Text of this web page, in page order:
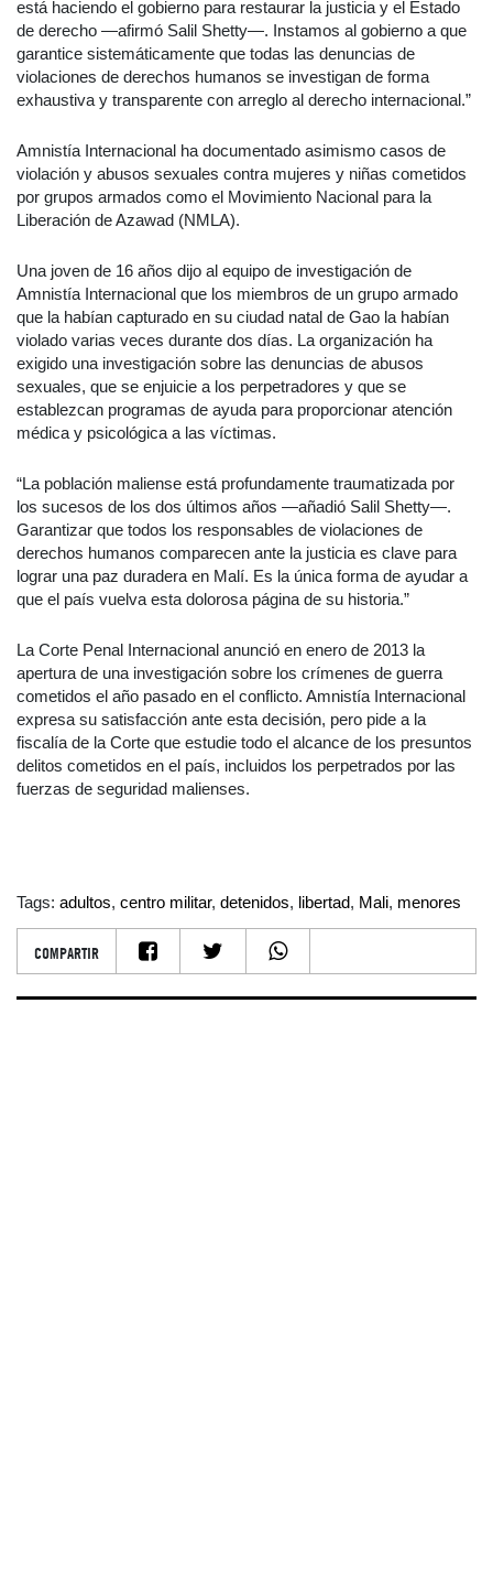
está haciendo el gobierno para restaurar la justicia y el Estado
de derecho —afirmó Salil Shetty—. Instamos al gobierno a que
garantice sistemáticamente que todas las denuncias de
violaciones de derechos humanos se investigan de forma
exhaustiva y transparente con arreglo al derecho internacional.”
Amnistía Internacional ha documentado asimismo casos de
violación y abusos sexuales contra mujeres y niñas cometidos
por grupos armados como el Movimiento Nacional para la
Liberación de Azawad (NMLA).
Una joven de 16 años dijo al equipo de investigación de
Amnistía Internacional que los miembros de un grupo armado
que la habían capturado en su ciudad natal de Gao la habían
violado varias veces durante dos días. La organización ha
exigido una investigación sobre las denuncias de abusos
sexuales, que se enjuicie a los perpetradores y que se
establezcan programas de ayuda para proporcionar atención
médica y psicológica a las víctimas.
“La población maliense está profundamente traumatizada por
los sucesos de los dos últimos años —añadió Salil Shetty—.
Garantizar que todos los responsables de violaciones de
derechos humanos comparecen ante la justicia es clave para
lograr una paz duradera en Malí. Es la única forma de ayudar a
que el país vuelva esta dolorosa página de su historia.”
La Corte Penal Internacional anunció en enero de 2013 la
apertura de una investigación sobre los crímenes de guerra
cometidos el año pasado en el conflicto. Amnistía Internacional
expresa su satisfacción ante esta decisión, pero pide a la
fiscalía de la Corte que estudie todo el alcance de los presuntos
delitos cometidos en el país, incluidos los perpetrados por las
fuerzas de seguridad malienses.
Tags: adultos, centro militar, detenidos, libertad, Mali, menores
COMPARTIR